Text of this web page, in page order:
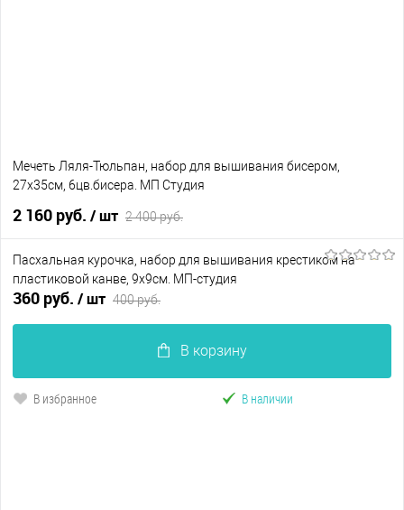
Мечеть Ляля-Тюльпан, набор для вышивания бисером,
27х35см, 6цв.бисера. МП Студия
2 160 руб. / шт 2 400 руб.
В корзину
Пасхальная курочка, набор для вышивания крестиком на
пластиковой канве, 9х9см. МП-студия
360 руб. / шт 400 руб.
В корзину
В избранное В наличии